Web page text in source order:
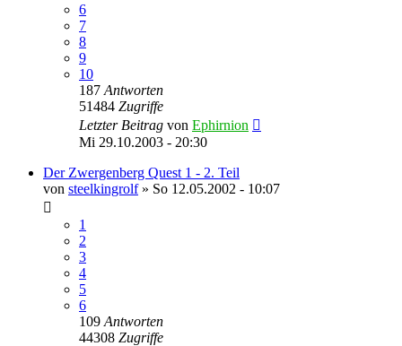
6
7
8
9
10
187 Antworten
51484 Zugriffe
Letzter Beitrag von Ephirnion
Mi 29.10.2003 - 20:30
Der Zwergenberg Quest 1 - 2. Teil
von steelkingrolf» So 12.05.2002 - 10:07
1
2
3
4
5
6
109 Antworten
44308 Zugriffe